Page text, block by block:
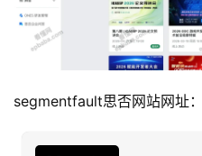
segmentfault思否网站网址：